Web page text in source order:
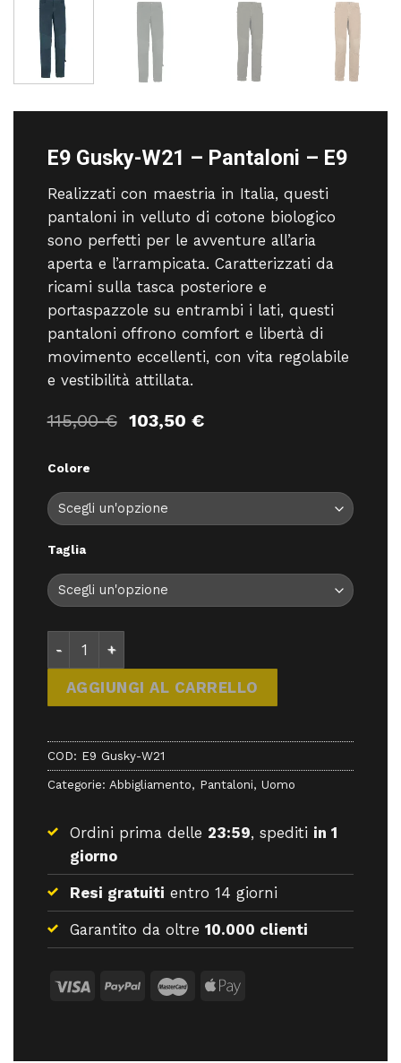
E9 Gusky-W21 – Pantaloni – E9
Realizzati con maestria in Italia, questi
pantaloni in velluto di cotone biologico
sono perfetti per le avventure all’aria
aperta e l’arrampicata. Caratterizzati da
ricami sulla tasca posteriore e
portaspazzole su entrambi i lati, questi
pantaloni offrono comfort e libertà di
movimento eccellenti, con vita regolabile
e vestibilità attillata.
115,00€ Il
115,00 €.
103,50 €Il
103,50 €.
Colore
Taglia
E9 Gusky-W21 - Pantaloni - E9 quantità
AGGIUNGI AL CARRELLO
COD: E9 Gusky-W21
Categorie: Abbigliamento, Pantaloni, Uomo
Ordini prima delle 23:59, spediti in 1
giorno
Resi gratuiti entro 14 giorni
Garantito da oltre 10.000 clienti